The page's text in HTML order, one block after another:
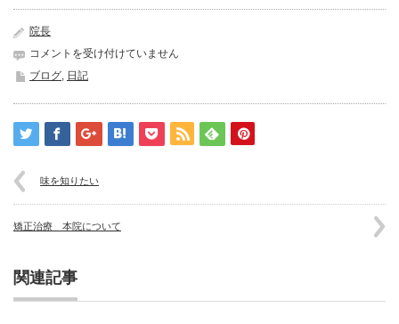
院長
初
い
ご
は
コメントを受け付けていません
ブログ 日記
味を知りたい
矯正治療 本院について
関連記事